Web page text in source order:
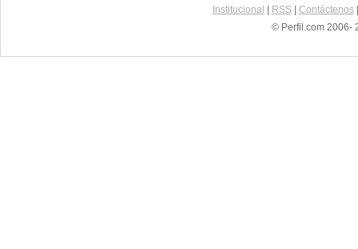
Institucional RSS| Contáctenos
© Perfil.com 2006-